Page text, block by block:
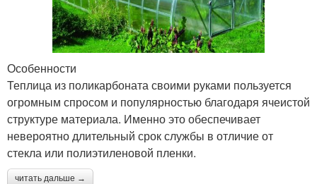
Теплица из бруса
Материалы для
деревянной теплицы
Труба для теплицы Профиль на теплицу
Бюджетная теплица
Особенности
Теплица из поликарбоната своими руками пользуется
огромным спросом и популярностью благодаря ячеистой
структуре материала. Именно это обеспечивает
невероятно длительный срок службы в отличие от
стекла или полиэтиленовой пленки.
читать дальше →